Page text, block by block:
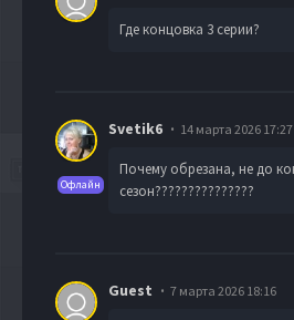
Где концовка 3 серии?
Офлайн
Svetik6 14 марта 2026 17:27
Почему обрезана, не до
сезон???????????????
Guest 7 марта 2026 18:16